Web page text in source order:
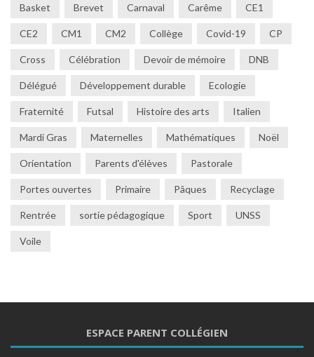
Basket Brevet Carnaval Carême CE1
CE2 CM1 CM2 Collège Covid-19 CP
Cross Célébration Devoir de mémoire DNB
Délégué Développement durable Ecologie
Fraternité Futsal Histoire des arts Italien
Mardi Gras Maternelles Mathématiques Noël
Orientation Parents d'élèves Pastorale
Portes ouvertes Primaire Pâques Recyclage
Rentrée sortie pédagogique Sport UNSS
Voile
ESPACE PARENT COLLÉGIEN